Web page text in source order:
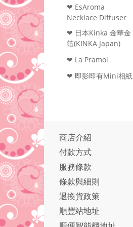
❤ EsAroma
Necklace Diffuser
❤ 日本Kinka 金華金
箔(KINKA Japan)
❤ La Pramol
❤ 即影即有Mini相紙
商店介紹
付款方式
服務條款
條款與細則
退換貨政策
順豐站地址